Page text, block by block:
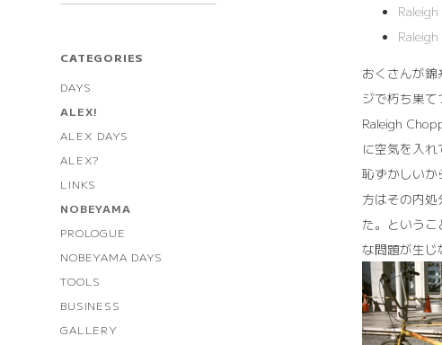
CATEGORIES
DAYS
ALEX!
ALEX DAYS
ALEX?
LINKS
NOBEYAMA
PROLOGUE
NOBEYAMA DAYS
TOOLS
BUSINESS
GALLERY
おくさんが
ジで朽ち果
Raleigh
に空気を入
恥ずかしい
方はその内
た。という
な問題が生じ